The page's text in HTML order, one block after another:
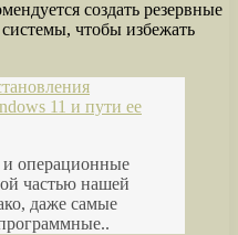
создать резервные
чтобы избежать
11 и пути ее
операционные
частью нашей
даже самые